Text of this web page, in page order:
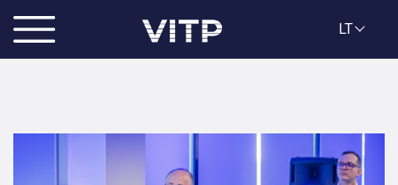
LT